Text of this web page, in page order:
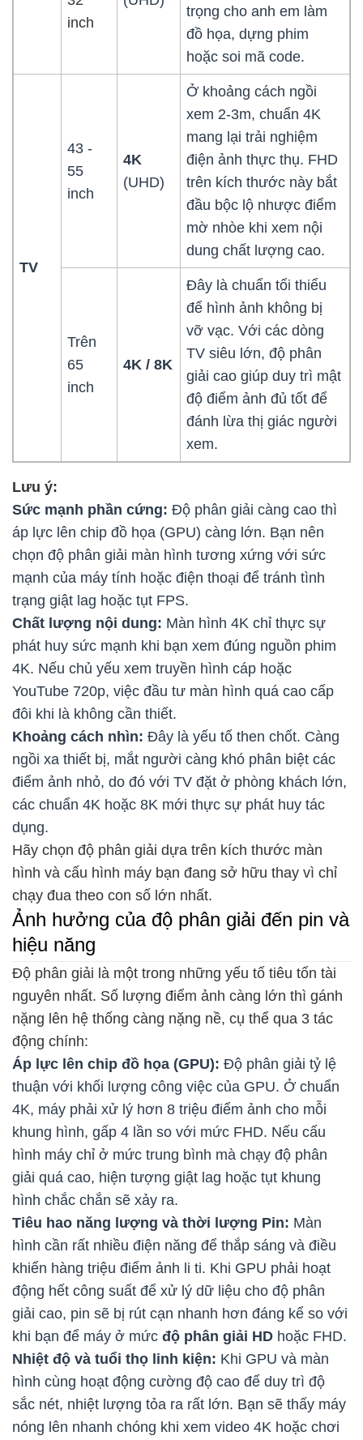
inch
trọng cho anh em làm
đồ họa, dựng phim
hoặc soi mã code.
TV
43 -
55
inch
4K
(UHD)
Ở khoảng cách ngồi
xem 2-3m, chuẩn 4K
mang lại trải nghiệm
điện ảnh thực thụ. FHD
trên kích thước này bắt
đầu bộc lộ nhược điểm
mờ nhòe khi xem nội
dung chất lượng cao.
Trên
65
inch
4K / 8K
Đây là chuẩn tối thiểu
để hình ảnh không bị
vỡ vạc. Với các dòng
TV siêu lớn, độ phân
giải cao giúp duy trì mật
độ điểm ảnh đủ tốt để
đánh lừa thị giác người
xem.
Lưu ý:
Sức mạnh phần cứng: Độ phân giải càng cao thì
áp lực lên chip đồ họa (GPU) càng lớn. Bạn nên
chọn độ phân giải màn hình tương xứng với sức
mạnh của máy tính hoặc điện thoại để tránh tình
trạng giật lag hoặc tụt FPS.
Chất lượng nội dung: Màn hình 4K chỉ thực sự
phát huy sức mạnh khi bạn xem đúng nguồn phim
4K. Nếu chủ yếu xem truyền hình cáp hoặc
YouTube 720p, việc đầu tư màn hình quá cao cấp
đôi khi là không cần thiết.
Khoảng cách nhìn: Đây là yếu tố then chốt. Càng
ngồi xa thiết bị, mắt người càng khó phân biệt các
điểm ảnh nhỏ, do đó với TV đặt ở phòng khách lớn,
các chuẩn 4K hoặc 8K mới thực sự phát huy tác
dụng.
Hãy chọn độ phân giải dựa trên kích thước màn
hình và cấu hình máy bạn đang sở hữu thay vì chỉ
chạy đua theo con số lớn nhất.
Ảnh hưởng của độ phân giải đến pin và
hiệu năng
Độ phân giải là một trong những yếu tố tiêu tốn tài
nguyên nhất. Số lượng điểm ảnh càng lớn thì gánh
nặng lên hệ thống càng nặng nề, cụ thể qua 3 tác
động chính:
Áp lực lên chip đồ họa (GPU): Độ phân giải tỷ lệ
thuận với khối lượng công việc của GPU. Ở chuẩn
4K, máy phải xử lý hơn 8 triệu điểm ảnh cho mỗi
khung hình, gấp 4 lần so với mức FHD. Nếu cấu
hình máy chỉ ở mức trung bình mà chạy độ phân
giải quá cao, hiện tượng giật lag hoặc tụt khung
hình chắc chắn sẽ xảy ra.
Tiêu hao năng lượng và thời lượng Pin: Màn
hình cần rất nhiều điện năng để thắp sáng và điều
khiển hàng triệu điểm ảnh li ti. Khi GPU phải hoạt
động hết công suất để xử lý dữ liệu cho độ phân
giải cao, pin sẽ bị rút cạn nhanh hơn đáng kể so với
khi bạn để máy ở mức độ phân giải HD hoặc FHD.
Nhiệt độ và tuổi thọ linh kiện: Khi GPU và màn
hình cùng hoạt động cường độ cao để duy trì độ
sắc nét, nhiệt lượng tỏa ra rất lớn. Bạn sẽ thấy máy
nóng lên nhanh chóng khi xem video 4K hoặc chơi